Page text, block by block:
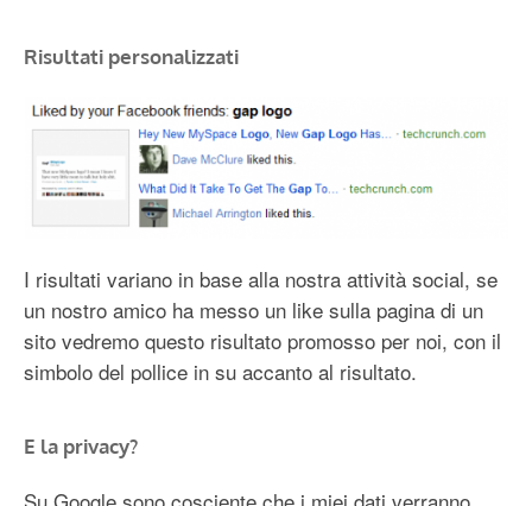
Risultati personalizzati
I risultati variano in base alla nostra attività social, se
un nostro amico ha messo un like sulla pagina di un
sito vedremo questo risultato promosso per noi, con il
simbolo del pollice in su accanto al risultato.
E la privacy?